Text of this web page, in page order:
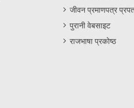
जीवन प्रमाणपत्र
पुरानी वेबसाइट
राजभाषा प्रकोष्ठ